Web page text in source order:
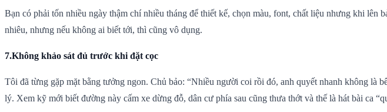
Bạn có phải tốn nhiều ngày thậm chí nhiều tháng để thiết kế, chọn màu, font, chất liệu nhưng khi
nhiêu, nhưng nếu không ai biết tới, thì cũng vô dụng.
7.Không khảo sát đủ trước khi đặt cọc
Tôi đã từng gặp mặt bằng tưởng ngon. Chủ bảo: “Nhiều người coi rồi đó, anh quyết nhanh không
lý. Xem kỹ mới biết đường này cấm xe dừng đỗ, dân cư phía sau cũng thưa thớt và thế là hát bài ca